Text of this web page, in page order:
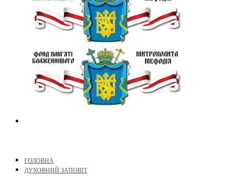
ГОЛОВНА
ДУХОВНИЙ ЗАПОВІТ